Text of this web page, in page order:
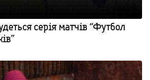
серія матчів “Футбол